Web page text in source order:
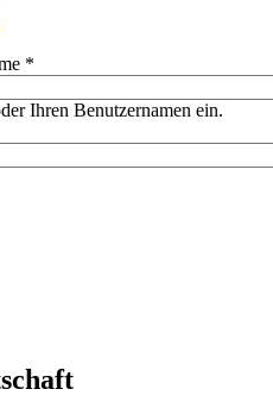
*
Ihren Benutzernamen ein.